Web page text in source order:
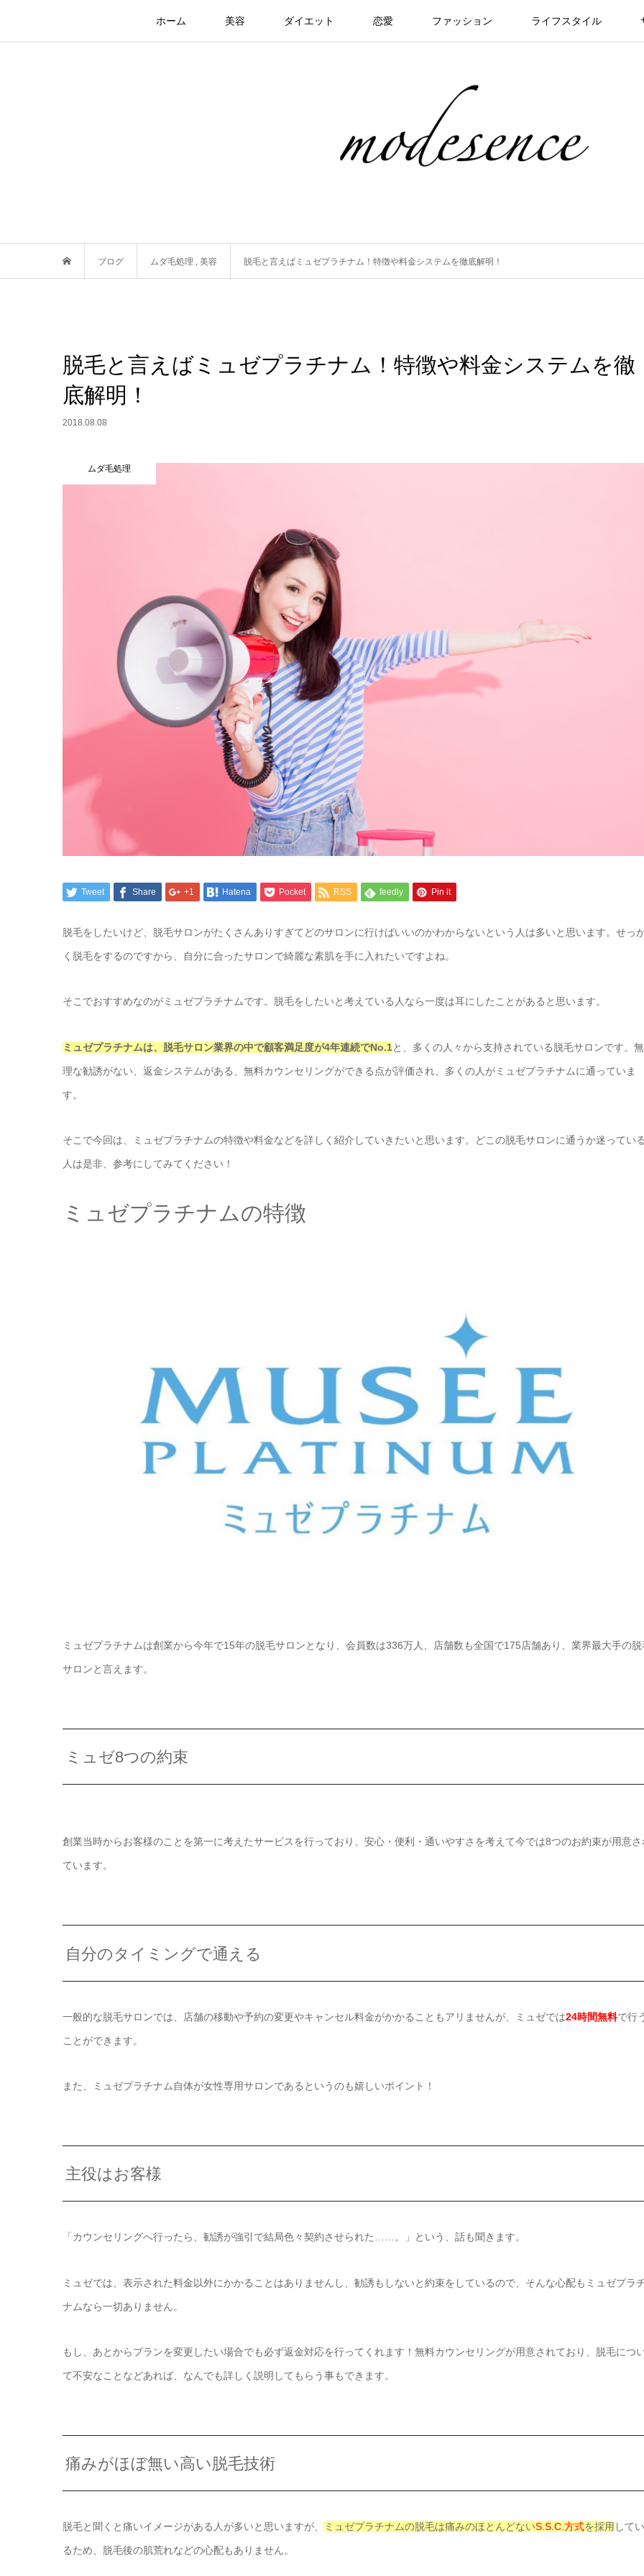
ホーム 美容 ダイエット 恋愛 ファッション ライフスタイル
ブログ ムダ毛処理 , 美容 脱毛と言えばミュゼプラチナム！特徴や料金システムを徹底解明！
脱毛と言えばミュゼプラチナム！特徴や料金システムを徹
底解明！
2018.08.08
ムダ毛処理
Tweet Share +1 Hatena Pocket RSS feedly Pin it
脱毛をしたいけど、脱毛サロンがたくさんありすぎてどのサロンに行けばいいのかわからないという人は多いと思います。せっ
く脱毛をするのですから、自分に合ったサロンで綺麗な素肌を手に入れたいですよね。
そこでおすすめなのがミュゼプラチナムです。脱毛をしたいと考えている人なら一度は耳にしたことがあると思います。
ミュゼプラチナムは、脱毛サロン業界の中で顧客満足度が4年連続でNo.1と、多くの人々から支持されている脱毛サロンです。無
理な勧誘がない、返金システムがある、無料カウンセリングができる点が評価され、多くの人がミュゼプラチナムに通っていま
す。
そこで今回は、ミュゼプラチナムの特徴や料金などを詳しく紹介していきたいと思います。どこの脱毛サロンに通うか迷ってい
人は是非、参考にしてみてください！
ミュゼプラチナムの特徴
ミュゼプラチナムは創業から今年で15年の脱毛サロンとなり、会員数は336万人、店舗数も全国で175店舗あり、業界最大手の脱
サロンと言えます。
ミュゼ8つの約束
創業当時からお客様のことを第一に考えたサービスを行っており、安心・便利・通いやすさを考えて今では8つのお約束が用意さ
ています。
自分のタイミングで通える
一般的な脱毛サロンでは、店舗の移動や予約の変更やキャンセル料金がかかることもアリませんが、ミュゼでは24時間無料で行
ことができます。
また、ミュゼプラチナム自体が女性専用サロンであるというのも嬉しいポイント！
主役はお客様
「カウンセリングへ行ったら、勧誘が強引で結局色々契約させられた……。」という、話も聞きます。
ミュゼでは、表示された料金以外にかかることはありませんし、勧誘もしないと約束をしているので、そんな心配もミュゼプラ
ナムなら一切ありません。
もし、あとからプランを変更したい場合でも必ず返金対応を行ってくれます！無料カウンセリングが用意されており、脱毛につ
て不安なことなどあれば、なんでも詳しく説明してもらう事もできます。
痛みがほぼ無い高い脱毛技術
脱毛と聞くと痛いイメージがある人が多いと思いますが、 ミュゼプラチナムの脱毛は痛みのほとんどないS.S.C.方式を採用 してい
るため、脱毛後の肌荒れなどの心配もありません。